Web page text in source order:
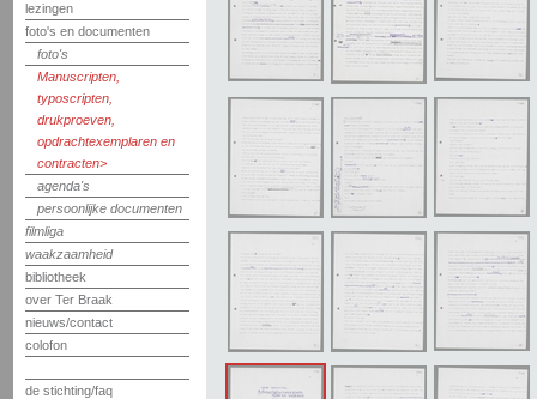
lezingen
foto's en documenten
foto's
Manuscripten,
typoscripten,
drukproeven,
opdrachtexemplaren en
contracten
agenda's
persoonlijke documenten
filmliga
waakzaamheid
bibliotheek
over Ter Braak
nieuws/contact
colofon
de stichting/faq